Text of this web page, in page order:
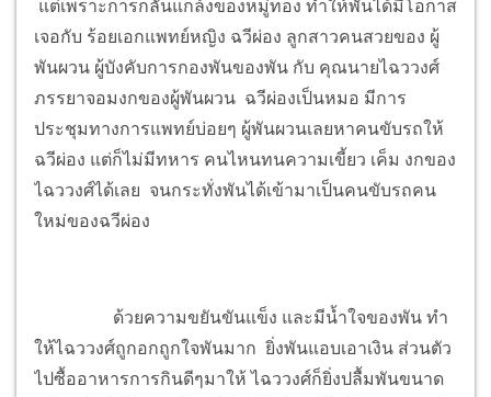
แต่เพราะการกลั่นแกล้งของหมู่ทอง ทำให้พันได้มีโอกาส
เจอกับ ร้อยเอกแพทย์หญิง ฉวีผ่อง ลูกสาวคนสวยของ ผู้
พันผวน ผู้บังคับการกองพันของพัน กับ คุณนายไฉววงศ์
ภรรยาจอมงกของผู้พันผวน ฉวีผ่องเป็นหมอ มีการ
ประชุมทางการแพทย์บ่อยๆ ผู้พันผวนเลยหาคนขับรถให้
ฉวีผ่อง แต่ก็ไม่มีทหาร คนไหนทนความเขี้ยว เค็ม งกของ
ไฉววงศ์ได้เลย จนกระทั่งพันได้เข้ามาเป็นคนขับรถคน
ใหม่ของฉวีผ่อง
ด้วยความขยันขันแข็ง และมีน้ำใจของพัน ทำ
ให้ไฉววงศ์ถูกอกถูกใจพันมาก ยิ่งพันแอบเอาเงิน ส่วนตัว
ไปซื้ออาหารการกินดีๆมาให้ ไฉววงศ์ก็ยิ่งปลื้มพันขนาด